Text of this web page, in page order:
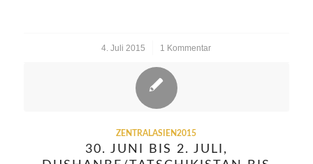
4. Juli 2015 1 Kommentar
ZENTRALASIEN2015
30. JUNI BIS 2. JULI,